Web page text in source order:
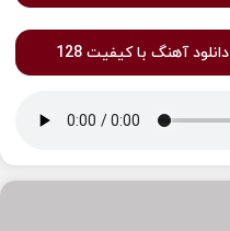
دانلود آهنگ با کیفیت 128